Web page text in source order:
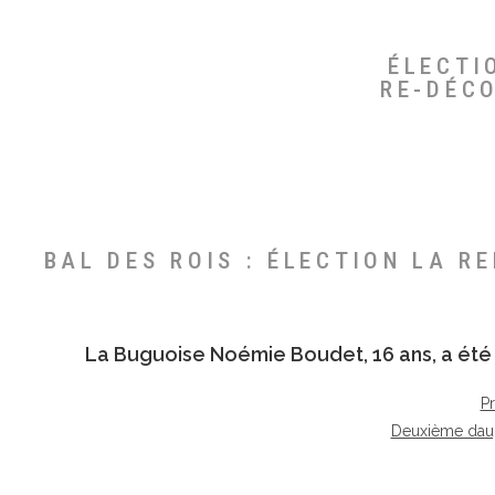
RE-
BAL DES ROIS : ÉLECTION LA
La Buguoise Noémie Boudet, 16 ans, a
Deuxième